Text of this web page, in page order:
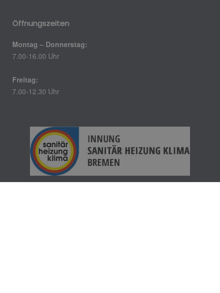
Öffnungszeiten
Montag – Donnerstag:
7.00-16.00 Uhr
Freitag:
7.00-12.30 Uhr